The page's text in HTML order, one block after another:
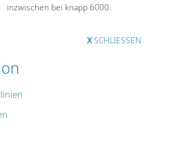
inzwischen bei knapp 6000.
XSCHLIESSEN